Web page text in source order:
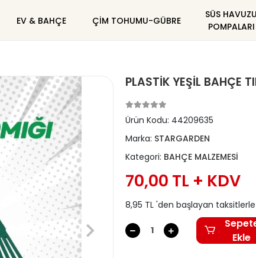
EV & BAHÇE ÇİM TOHUMU-GÜBRE
SÜS HAVUZU
POMPALARI
PLASTİK YEŞİL BAHÇE
Ürün Kodu: 44209635
Marka: STARGARDEN
Kategori: BAHÇE MALZEMESİ
70,00 TL + KDV
8,95 TL 'den başlayan taksitlerle
Ekle